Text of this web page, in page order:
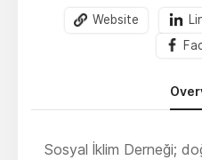
Website
Sosyal İklim Derneği;